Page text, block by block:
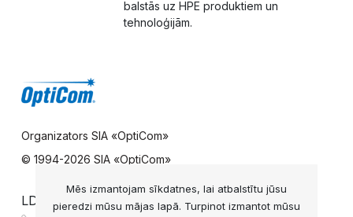
balstās uz HPE produktiem un
tehnoloģijām.
Organizators SIA «OptiCom»
© 1994-2026 SIA «OptiCom»
LDS UZZIŅU DIENESTS
Mēs izmantojam sīkdatnes, lai atbalstītu jūsu
pieredzi mūsu mājas lapā. Turpinot izmantot mūsu